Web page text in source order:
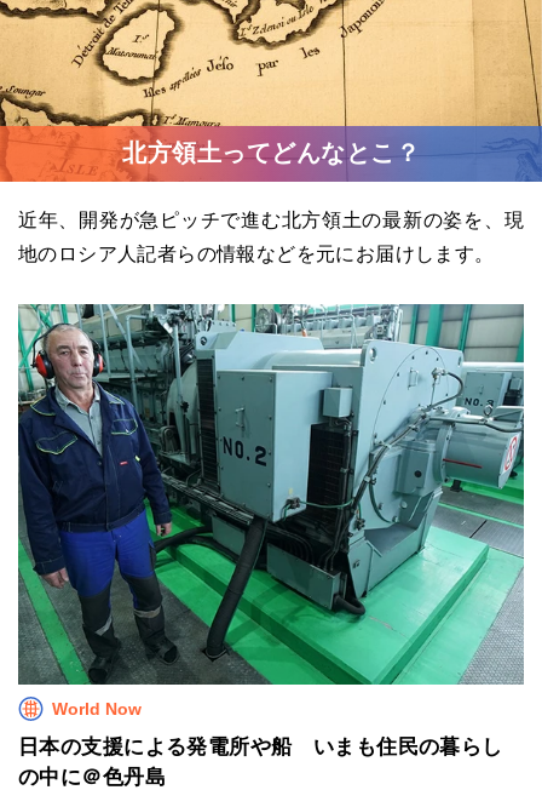
北方領土ってどんなとこ？
近年、開発が急ピッチで進む北方領土の最新の姿を、現
地のロシア人記者らの情報などを元にお届けします。
World Now
日本の支援による発電所や船 いまも住民の暮らし
の中に＠色丹島